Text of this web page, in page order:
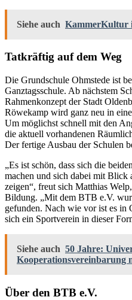
Siehe auch KammerKultur
Tatkräftig auf dem Weg
Die Grundschule Ohmstede ist
Ganztagsschule. Ab nächstem
Rahmenkonzept der Stadt
Röwekamp wird ganz neu in
Um möglichst schnell mit den
die aktuell vorhandenen
Der fertige Ausbau der Schulen
„Es ist schön, dass sich die
machen und sich dabei mit Blick
zeigen“, freut sich Matthias
Bildung. „Mit dem BTB e.V.
gefunden. Nach wie vor ist es in
sich ein Sportverein in dieser
Siehe auch 50 Jahre:
Kooperationsvereinbarung
Über den BTB e.V.